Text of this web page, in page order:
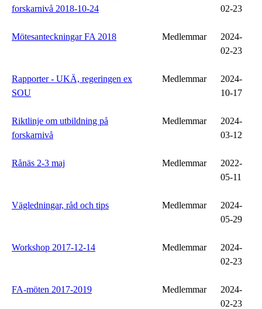
forskarnivå 2018-10-24
02-23
Mötesanteckningar FA 2018 Medlemmar
2024-
02-23
Rapporter - UKÄ, regeringen ex
SOU
Medlemmar
2024-
10-17
Riktlinje om utbildning på
forskarnivå
Medlemmar
2024-
03-12
Rånäs 2-3 maj Medlemmar
2022-
05-11
Vägledningar, råd och tips Medlemmar
2024-
05-29
Workshop 2017-12-14 Medlemmar
2024-
02-23
FA-möten 2017-2019 Medlemmar
2024-
02-23